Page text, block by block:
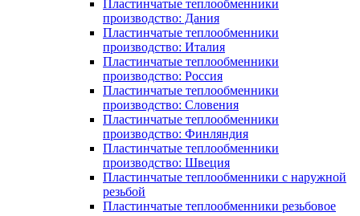
Пластинчатые теплообменники
производство: Дания
Пластинчатые теплообменники
производство: Италия
Пластинчатые теплообменники
производство: Россия
Пластинчатые теплообменники
производство: Словения
Пластинчатые теплообменники
производство: Финляндия
Пластинчатые теплообменники
производство: Швеция
Пластинчатые теплообменники с наружной
резьбой
Пластинчатые теплообменники резьбовое